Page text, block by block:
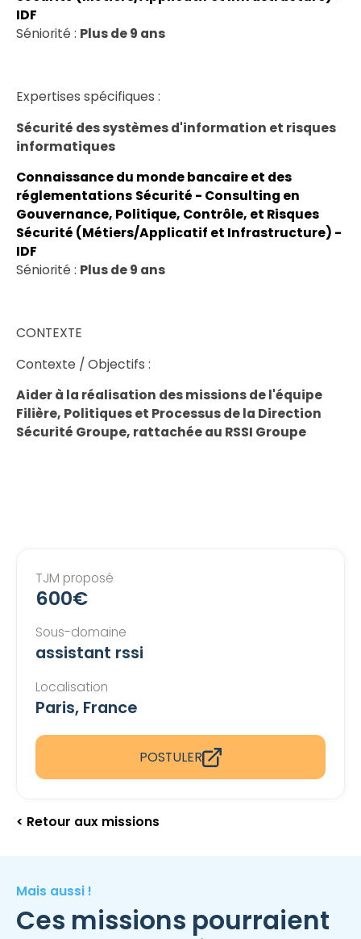
IDF
Séniorité : Plus de 9 ans
Expertises spécifiques :
Sécurité des systèmes d'information et risques
informatiques
Connaissance du monde bancaire et des
réglementations Sécurité - Consulting en
Gouvernance, Politique, Contrôle, et Risques
Sécurité (Métiers/Applicatif et Infrastructure) -
IDF
Séniorité : Plus de 9 ans
CONTEXTE
Contexte / Objectifs :
Aider à la réalisation des missions de l'équipe
Filière, Politiques et Processus de la Direction
Sécurité Groupe, rattachée au RSSI Groupe
TJM proposé
600€
Sous-domaine
assistant rssi
Localisation
Paris, France
POSTULER
< Retour aux missions
Mais aussi !
Ces missions pourraient